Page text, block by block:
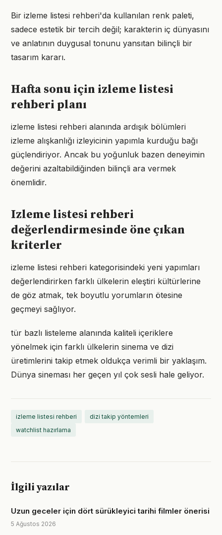
Bir izleme listesi rehberi'da kullanılan renk paleti,
sadece estetik bir tercih değil; karakterin iç dünyasını
ve anlatının duygusal tonunu yansıtan bilinçli bir
tasarım kararı.
Hafta sonu için izleme listesi
rehberi planı
izleme listesi rehberi alanında ardışık bölümleri
izleme alışkanlığı izleyicinin yapımla kurduğu bağı
güçlendiriyor. Ancak bu yoğunluk bazen deneyimin
değerini azaltabildiğinden bilinçli ara vermek
önemlidir.
Izleme listesi rehberi
değerlendirmesinde öne çıkan
kriterler
izleme listesi rehberi kategorisindeki yeni yapımları
değerlendirirken farklı ülkelerin eleştiri kültürlerine
de göz atmak, tek boyutlu yorumların ötesine
geçmeyi sağlıyor.
tür bazlı listeleme alanında kaliteli içeriklere
yönelmek için farklı ülkelerin sinema ve dizi
üretimlerini takip etmek oldukça verimli bir yaklaşım.
Dünya sineması her geçen yıl çok sesli hale geliyor.
izleme listesi rehberi
dizi takip yöntemleri
watchlist hazırlama
İlgili yazılar
Uzun geceler için dört sürükleyici tarihi filmler önerisi
5 Ağustos 2026